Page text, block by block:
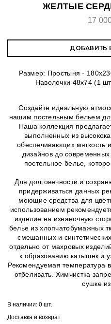
ЖЕЛТЫЕ
17
ДОБАВИТЬ
Размер: Простыня -
Наволочки 48х74 (1
Создайте идеальную
нашим постельным бельем
Наша коллекция
выполненных из
обеспечивающих мягкость
дизайнов до
постельное белье,
Для долговечности и
придерживаться данных
моющие средства для
использованием
изделие на изнаночную
белье из хлопчатобумажных
смешанных и
отдельно от махровых
к образованию катышек и
Рекомендуемая температура
отбеливать. Химчистка
сушке
В наличии: 0 шт.
Доставка и возврат